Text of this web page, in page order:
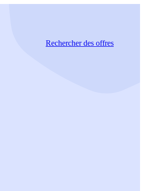
Rechercherdes offres